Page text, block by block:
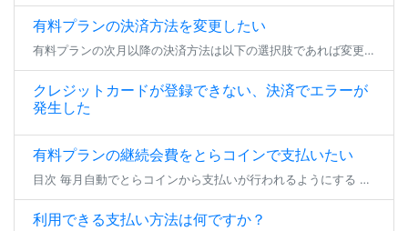
有料プランの決済方法を変更したい
有料プランの次月以降の決済方法は以下の選択肢であれば変更が可能です。 各手順でお支払い方法のご変更をいただき、期日までにお支払いいただければ、プランの継続加入が可能となります。 ※現在加入いただいているプランから退会する […]
クレジットカードが登録できない、決済でエラーが
発生した
有料プランの継続会費をとらコインで支払いたい
目次 毎月自動でとらコインから支払いが行われるようにする 一時的にとらコインでのプラン継続支払いを行う 毎月自動でとらコインから支払いが行われるようにする 有料プランの継続会費をとらコインでお支払い頂く場合、事前にとらコ […]
利用できる支払い方法は何ですか？